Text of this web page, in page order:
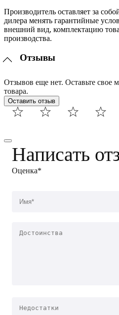
Производитель оставляет за
дилера менять гарантийные
внешний вид, комплектацию
производства.
Отзывы
Отзывов еще нет. Оставьте свое
товара.
Оставить отзыв
Написать
Оценка*